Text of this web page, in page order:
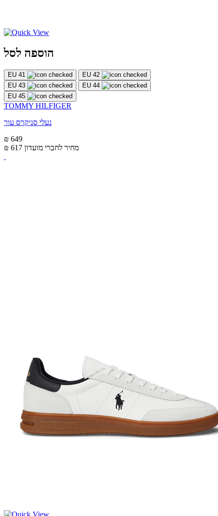
הוספה לסל
EU 41
EU 42
EU 43
EU 44
EU 45
TOMMY HILFIGER
נעלי סניקרס עור
₪ 649
₪ 617 מחיר לחברי מועדון